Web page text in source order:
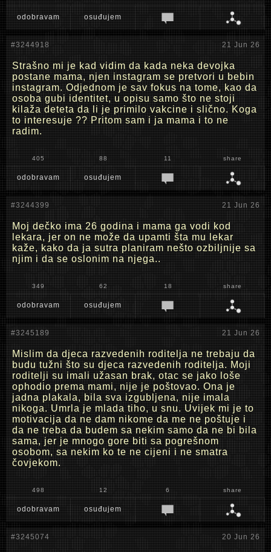
odobravam osuđujem
#3244918 21 Jun 26
Strašno mi je kad vidim da kada neka devojka
postane mama, njen instagram se pretvori u bebin
instagram. Odjednom je sav fokus na tome, kao da
osoba gubi identitet, u opisu samo što ne stoji
kilaža deteta da li je primilo vakcine i slično. Koga
to interesuje ?? Pritom sam i ja mama i to ne
radim.
405 88 11 share
odobravam osuđujem
#3244399 21 Jun 26
Moj dečko ima 26 godina i mama ga vodi kod
lekara, jer on ne može da upamti šta mu lekar
kaže, kako da ja sutra planiram nešto ozbiljnije sa
njim i da se oslonim na njega..
349 62 18 share
odobravam osuđujem
#3245189 21 Jun 26
Mislim da djeca razvedenih roditelja ne trebaju da
budu tužni što su djeca razvedenih roditelja. Moji
roditelji su imali užasan brak, otac se jako loše
ophodio prema mami, nije je poštovao. Ona je
jadna plakala, bila sva izgubljena, nije imala
nikoga. Umrla je mlada tiho, u snu. Uvijek mi je to
motivacija da ne dam nikome da me ne poštuje i
da ne treba da budem sa nekim samo da ne bi bila
sama, jer je mnogo gore biti sa pogrešnom
osobom, sa nekim ko te ne cijeni i ne smatra
čovjekom.
498 12 6 share
odobravam osuđujem
#3245074 20 Jun 26